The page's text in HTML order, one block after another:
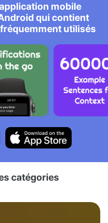
mobile
qui contient
utilisés
catégories